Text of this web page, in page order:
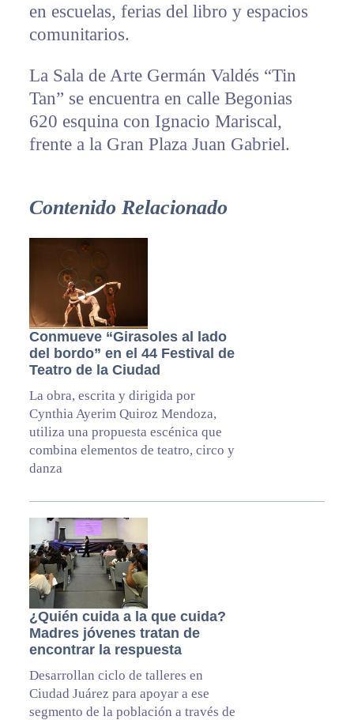
en escuelas, ferias del libro y espacios
comunitarios.
La Sala de Arte Germán Valdés “Tin
Tan” se encuentra en calle Begonias
620 esquina con Ignacio Mariscal,
frente a la Gran Plaza Juan Gabriel.
Contenido Relacionado
Conmueve “Girasoles al lado
del bordo” en el 44 Festival de
Teatro de la Ciudad
La obra, escrita y dirigida por
Cynthia Ayerim Quiroz Mendoza,
utiliza una propuesta escénica que
combina elementos de teatro, circo y
danza
¿Quién cuida a la que cuida?
Madres jóvenes tratan de
encontrar la respuesta
Desarrollan ciclo de talleres en
Ciudad Juárez para apoyar a ese
segmento de la población a través de